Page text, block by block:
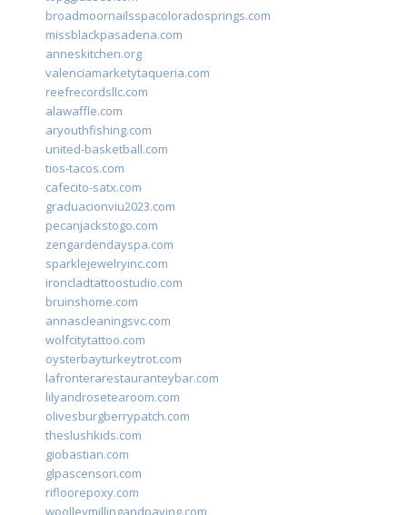
broadmoornailsspacoloradosprings.com
missblackpasadena.com
anneskitchen.org
valenciamarketytaqueria.com
reefrecordsllc.com
alawaffle.com
aryouthfishing.com
united-basketball.com
tios-tacos.com
cafecito-satx.com
graduacionviu2023.com
pecanjackstogo.com
zengardendayspa.com
sparklejewelryinc.com
ironcladtattoostudio.com
bruinshome.com
annascleaningsvc.com
wolfcitytattoo.com
oysterbayturkeytrot.com
lafronterarestauranteybar.com
lilyandrosetearoom.com
olivesburgberrypatch.com
theslushkids.com
giobastian.com
glpascensori.com
rifloorepoxy.com
woolleymillingandpaving.com